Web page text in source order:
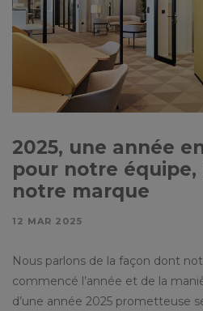
2025, une année
pour notre
notre marque
12 MAR 2025
Nous parlons de la façon dont
commencé l’année et de la
d’une année 2025 prometteuse